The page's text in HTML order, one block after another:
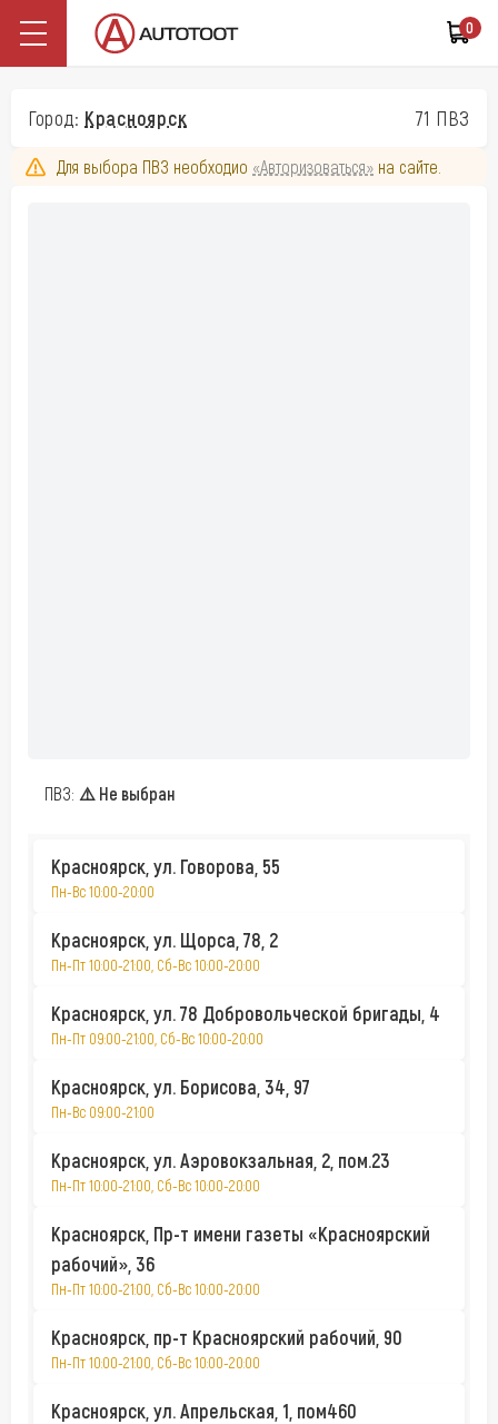
0
Город: Красноярск 71 ПВЗ
Для выбора ПВЗ необходио «Авторизоваться» на сайте.
ПВЗ: ⚠️ Не выбран
Красноярск, ул. Говорова, 55
Пн-Вс 10:00-20:00
Красноярск, ул. Щорса, 78, 2
Пн-Пт 10:00-21:00, Сб-Вс 10:00-20:00
Красноярск, ул. 78 Добровольческой бригады, 4
Пн-Пт 09:00-21:00, Сб-Вс 10:00-20:00
Красноярск, ул. Борисова, 34, 97
Пн-Вс 09:00-21:00
Красноярск, ул. Аэровокзальная, 2, пом.23
Пн-Пт 10:00-21:00, Сб-Вс 10:00-20:00
Красноярск, Пр-т имени газеты «Красноярский
рабочий», 36
Пн-Пт 10:00-21:00, Сб-Вс 10:00-20:00
Красноярск, пр-т Красноярский рабочий, 90
Пн-Пт 10:00-21:00, Сб-Вс 10:00-20:00
Красноярск, ул. Апрельская, 1, пом460